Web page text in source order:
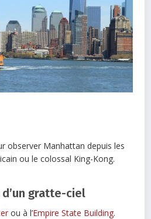
observer Manhattan depuis les
ou le colossal King-Kong.
gratte-ciel
ou à l’Empire State Building.